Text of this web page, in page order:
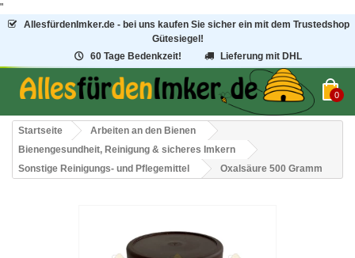
"
AllesfürdenImker.de - bei uns kaufen Sie sicher ein mit dem Trustedshop
Gütesiegel!
60 Tage Bedenkzeit!
Lieferung mit DHL
0
Startseite
Arbeiten an den Bienen
Bienengesundheit, Reinigung & sicheres Imkern
Sonstige Reinigungs- und Pflegemittel
Oxalsäure 500 Gramm